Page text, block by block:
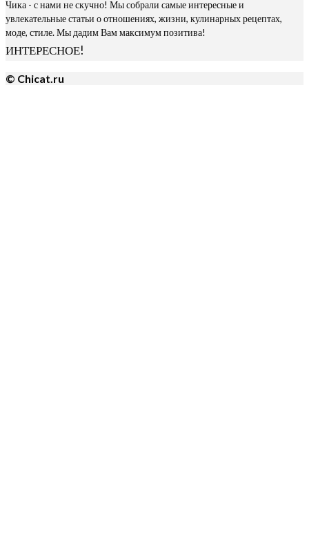
Чика - с нами не скучно! Мы собрали самые интересные и
увлекательные статьи о отношениях, жизни, кулинарных рецептах,
моде, стиле. Мы дадим Вам максимум позитива!
ИНТЕРЕСНОЕ!
© Chicat.ru